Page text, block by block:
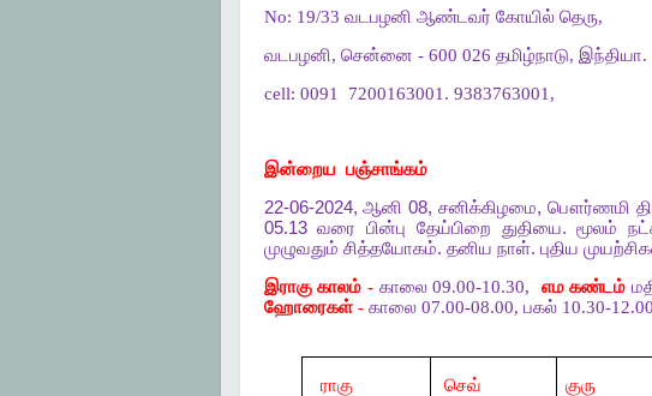
No: 19/33 வடபழனி ஆண்டவர் கோயில் தெரு,
வடபழனி, சென்னை - 600 026 தமிழ்நாடு, இந்தியா.
cell: 0091
7200163001. 9383763001,
இன்றைய பஞ்சாங்கம்
22-06-2024,ஆனி 08,சனிக்கிழமை, பௌர்ணமி
05.13வரை பின்பு தேய்பிறை துதியை.மூலம்
முழுவதும் சித்தயோகம். தனிய நாள். புதிய
இராகு காலம் -காலை 09.00-10.30, எம கண்டம்
ஹோரைகள் -காலை 07.00-08.00, பகல் 10.30-
ராகு செவ் குரு